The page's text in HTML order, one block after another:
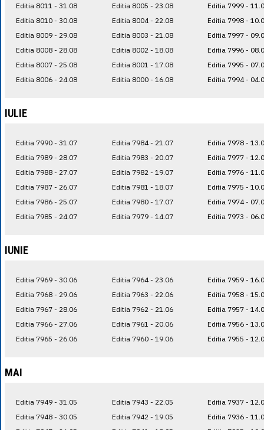
Editia 8011 - 31.08
Editia 8010 - 30.08
Editia 8009 - 29.08
Editia 8008 - 28.08
Editia 8007 - 25.08
Editia 8006 - 24.08
Editia 8005 - 23.08
Editia 8004 - 22.08
Editia 8003 - 21.08
Editia 8002 - 18.08
Editia 8001 - 17.08
Editia 8000 - 16.08
Editia 7999 -
Editia 7998 -
Editia 7997 -
Editia 7996 -
Editia 7995 -
Editia 7994 -
IULIE
Editia 7990 - 31.07
Editia 7989 - 28.07
Editia 7988 - 27.07
Editia 7987 - 26.07
Editia 7986 - 25.07
Editia 7985 - 24.07
Editia 7984 - 21.07
Editia 7983 - 20.07
Editia 7982 - 19.07
Editia 7981 - 18.07
Editia 7980 - 17.07
Editia 7979 - 14.07
Editia 7978 -
Editia 7977 -
Editia 7976 -
Editia 7975 -
Editia 7974 -
Editia 7973 -
IUNIE
Editia 7969 - 30.06
Editia 7968 - 29.06
Editia 7967 - 28.06
Editia 7966 - 27.06
Editia 7965 - 26.06
Editia 7964 - 23.06
Editia 7963 - 22.06
Editia 7962 - 21.06
Editia 7961 - 20.06
Editia 7960 - 19.06
Editia 7959 -
Editia 7958 -
Editia 7957 -
Editia 7956 -
Editia 7955 -
MAI
Editia 7949 - 31.05
Editia 7948 - 30.05
Editia 7943 - 22.05
Editia 7942 - 19.05
Editia 7937 -
Editia 7936 -